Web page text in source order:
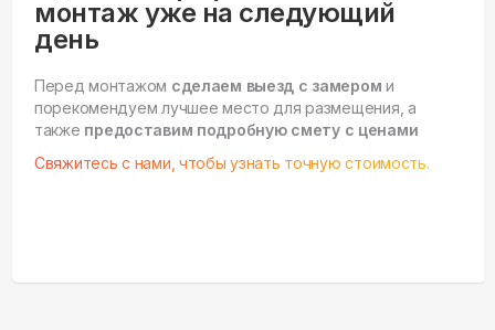
монтаж уже на следующий
день
Перед монтажом сделаем выезд с замером и
порекомендуем лучшее место для размещения, а
также предоставим подробную смету с ценами
Свяжитесь с нами, чтобы узнать точную стоимость.